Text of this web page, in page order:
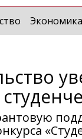
Экономика